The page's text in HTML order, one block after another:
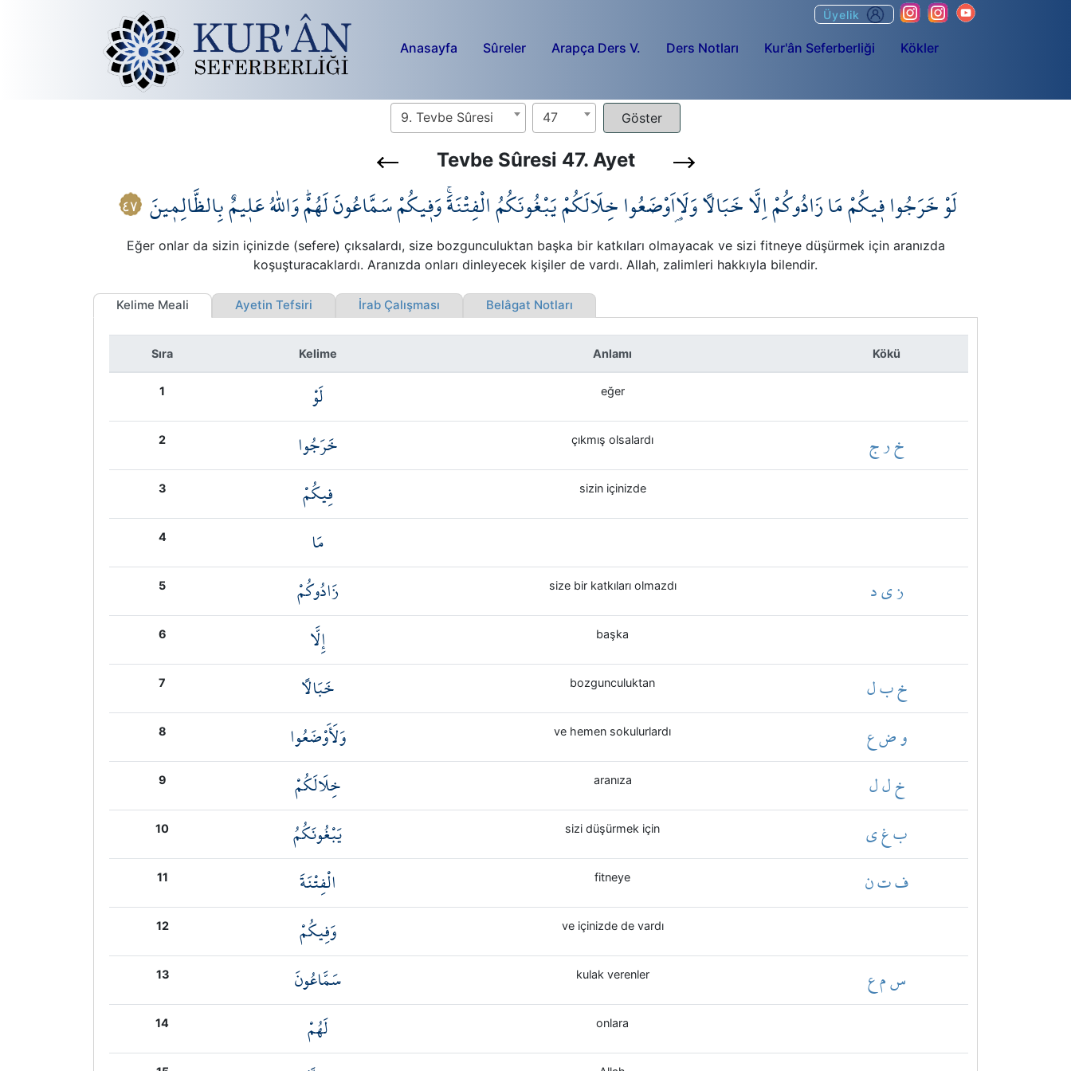
Anasayfa Sûreler Arapça Ders V. Ders Notları Kur'ân Seferberliği Kökler
Üyelik
9. Tevbe Sûresi 47
Tevbe Sûresi 47. Ayet
لَوْ خَرَجُوا ف۪يكُمْ مَا زَادُوكُمْ اِلَّا خَبَالاً وَلَا۬اَوْضَعُوا خِلَالَكُمْ يَبْغُونَكُمُ الْفِتْنَةَۚ وَف۪يكُمْ سَمَّاعُونَ لَهُمْۜ وَاللّٰهُ عَل۪يمٌ بِالظَّالِم۪ينَ ٤٧
Eğer onlar da sizin içinizde (sefere) çıksalardı, size bozgunculuktan başka bir katkıları olmayacak ve sizi fitneye düşürmek için aranızda
koşuşturacaklardı. Aranızda onları dinleyecek kişiler de vardı. Allah, zalimleri hakkıyla bilendir.
Kelime Meali Ayetin Tefsiri İrab Çalışması Belâgat Notları
Sıra Kelime Anlamı Kökü
1 لَوْ eğer
2 خَرَجُوا çıkmış olsalardı خ ر ج
3 فِيكُمْ sizin içinizde
4 مَا
5 زَادُوكُمْ size bir katkıları olmazdı ز ي د
6 إِلَّا başka
7 خَبَالًا bozgunculuktan خ ب ل
8 وَلَأَوْضَعُوا ve hemen sokulurlardı و ض ع
9 خِلَالَكُمْ aranıza خ ل ل
10 يَبْغُونَكُمُ sizi düşürmek için ب غ ي
11 الْفِتْنَةَ fitneye ف ت ن
12 وَفِيكُمْ ve içinizde de vardı
13 سَمَّاعُونَ kulak verenler س م ع
14 لَهُمْ onlara